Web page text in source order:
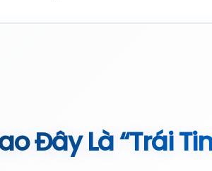
Đây Là “Trái